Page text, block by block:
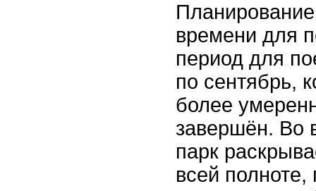
времени для
период для
по сентябрь,
более
завершён. Во
парк
всей полноте,